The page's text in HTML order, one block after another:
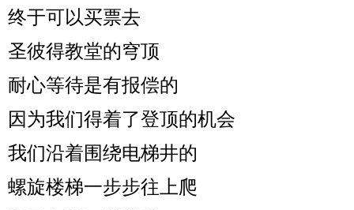
终于可以买票去
圣彼得教堂的穹顶
耐心等待是有报偿的
因为我们得着了登顶的机会
我们沿着围绕电梯井的
螺旋楼梯一步步往上爬